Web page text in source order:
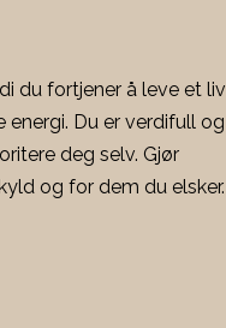
du fortjener å leve et liv
Du er verdifull og
deg selv. Gjør
og for dem du elsker.